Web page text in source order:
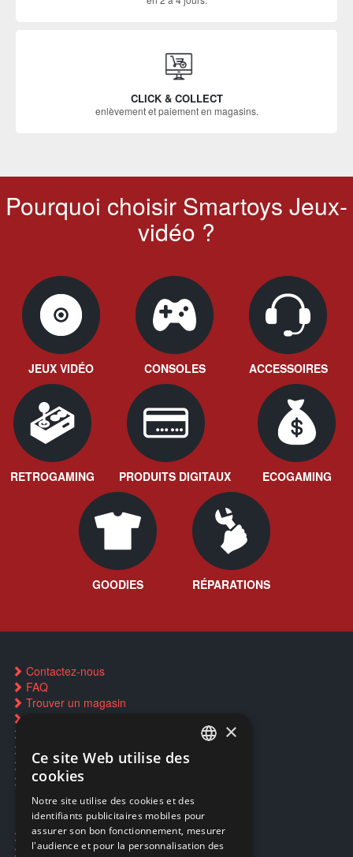
CLICK & COLLECT
enlèvement et paiement en magasins.
Pourquoi choisir Smartoys Jeux-
vidéo ?
JEUX VIDÉO CONSOLES ACCESSOIRES
RETROGAMING PRODUITS DIGITAUX ECOGAMING
GOODIES RÉPARATIONS
Contactez-nous
FAQ
Trouver un magasin
Restauration CD griffés
Réparations & SAV
Smartpoints
Ecogaming
Expédition & retours
ENGLISH
×
Ce site Web utilise des
cookies
Notre site utilise des cookies et des
identifiants publicitaires mobiles pour
assurer son bon fonctionnement, mesurer
l'audience et pour la personnalisation des